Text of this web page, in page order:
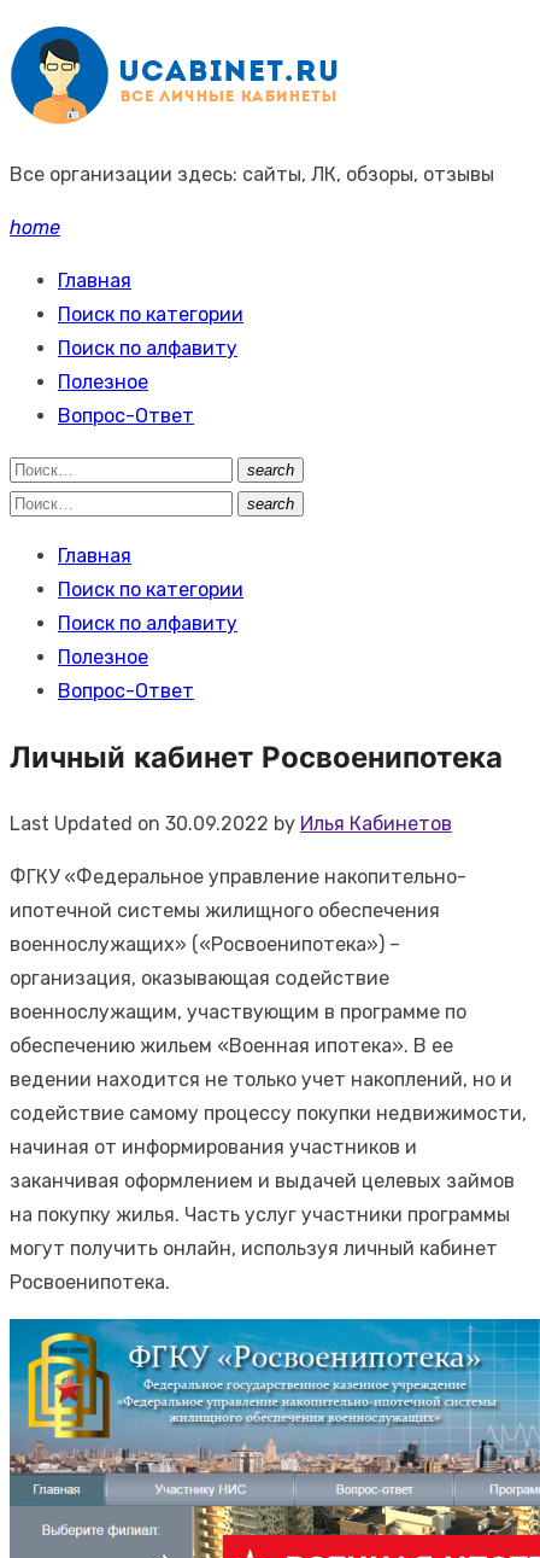
Промотать
к
содержимому
Все организации здесь: сайты, ЛК, обзоры, отзывы
home
Главная
Поиск по категории
Поиск по алфавиту
Полезное
Вопрос-Ответ
Поиск:
search
Поиск
Поиск:
search
Поиск
Главная
Поиск по категории
Поиск по алфавиту
Полезное
Вопрос-Ответ
Личный кабинет Росвоенипотека
Last Updated on 30.09.2022 by Илья Кабинетов
ФГКУ «Федеральное управление накопительно-
ипотечной системы жилищного обеспечения
военнослужащих» («Росвоенипотека») –
организация, оказывающая содействие
военнослужащим, участвующим в программе по
обеспечению жильем «Военная ипотека». В ее
ведении находится не только учет накоплений, но и
содействие самому процессу покупки недвижимости,
начиная от информирования участников и
заканчивая оформлением и выдачей целевых займов
на покупку жилья. Часть услуг участники программы
могут получить онлайн, используя личный кабинет
Росвоенипотека.